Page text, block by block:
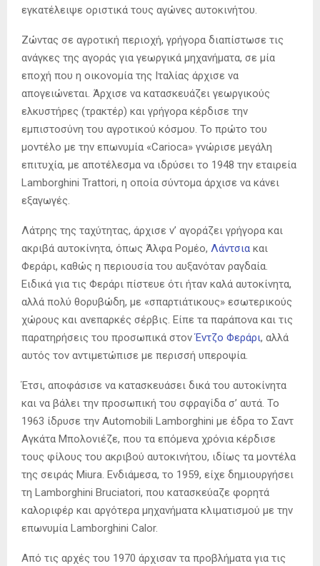
εγκατέλειψε οριστικά τους αγώνες αυτοκινήτου.
Ζώντας σε αγροτική περιοχή, γρήγορα διαπίστωσε τις
ανάγκες της αγοράς για γεωργικά μηχανήματα, σε μία
εποχή που η οικονομία της Ιταλίας άρχισε να
απογειώνεται. Άρχισε να κατασκευάζει γεωργικούς
ελκυστήρες (τρακτέρ) και γρήγορα κέρδισε την
εμπιστοσύνη του αγροτικού κόσμου. Το πρώτο του
μοντέλο με την επωνυμία «Carioca» γνώρισε μεγάλη
επιτυχία, με αποτέλεσμα να ιδρύσει το 1948 την εταιρεία
Lamborghini Trattori, η οποία σύντομα άρχισε να κάνει
εξαγωγές.
Λάτρης της ταχύτητας, άρχισε ν’ αγοράζει γρήγορα και
ακριβά αυτοκίνητα, όπως Άλφα Ρομέο, Λάντσια και
Φεράρι, καθώς η περιουσία του αυξανόταν ραγδαία.
Ειδικά για τις Φεράρι πίστευε ότι ήταν καλά αυτοκίνητα,
αλλά πολύ θoρυβώδη, με «σπαρτιάτικους» εσωτερικούς
χώρους και ανεπαρκές σέρβις. Είπε τα παράπονα και τις
παρατηρήσεις του προσωπικά στονΈντζο Φεράρι, αλλά
αυτός τον αντιμετώπισε με περισσή υπεροψία.
Έτσι, αποφάσισε να κατασκευάσει δικά του αυτοκίνητα
και να βάλει την προσωπική του σφραγίδα σ’ αυτά. Το
1963 ίδρυσε την Automobili Lamborghini με έδρα το Σαντ
Αγκάτα Μπολονιέζε, που τα επόμενα χρόνια κέρδισε
τους φίλους του ακριβού αυτοκινήτου, ιδίως τα μοντέλα
της σειράς Miura. Ενδιάμεσα, το 1959, είχε δημιουργήσει
τη Lamborghini Bruciatori, που κατασκεύαζε φορητά
καλοριφέρ και αργότερα μηχανήματα κλιματισμού με την
επωνυμία Lamborghini Calor.
Από τις αρχές του 1970 άρχισαν τα προβλήματα για τις